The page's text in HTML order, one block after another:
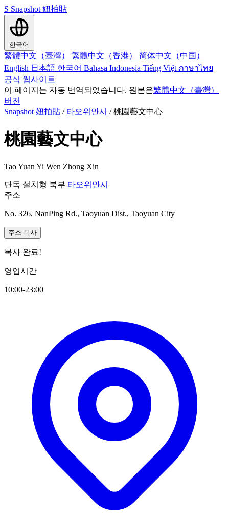
S Snapshot 妞拍貼
한국어
繁體中文（臺灣） 繁體中文（香港） 简体中文（中国）
English 日本語 한국어 Bahasa Indonesia Tiếng Việt ภาษาไทย
공식 웹사이트
이 페이지는 자동 번역되었습니다. 원본은繁體中文（臺灣）
버전
Snapshot 妞拍貼 / 타오위안시 / 桃園藝文中心
桃園藝文中心
Tao Yuan Yi Wen Zhong Xin
단독 설치형 북부 타오위안시
주소
No. 326, NanPing Rd., Taoyuan Dist., Taoyuan City
주소 복사
복사 완료!
영업시간
10:00-23:00